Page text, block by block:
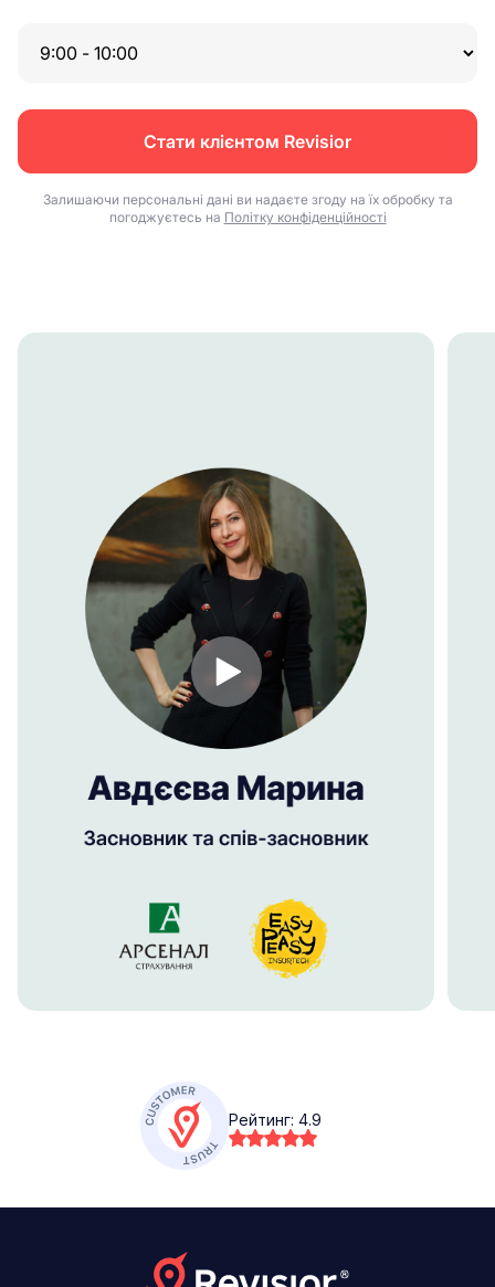
Стати клієнтом Revisior
Залишаючи персональні дані ви надаєте згоду на їх обробку та
погоджуєтесь на Політку конфіденційності
Рейтинг: 4.9